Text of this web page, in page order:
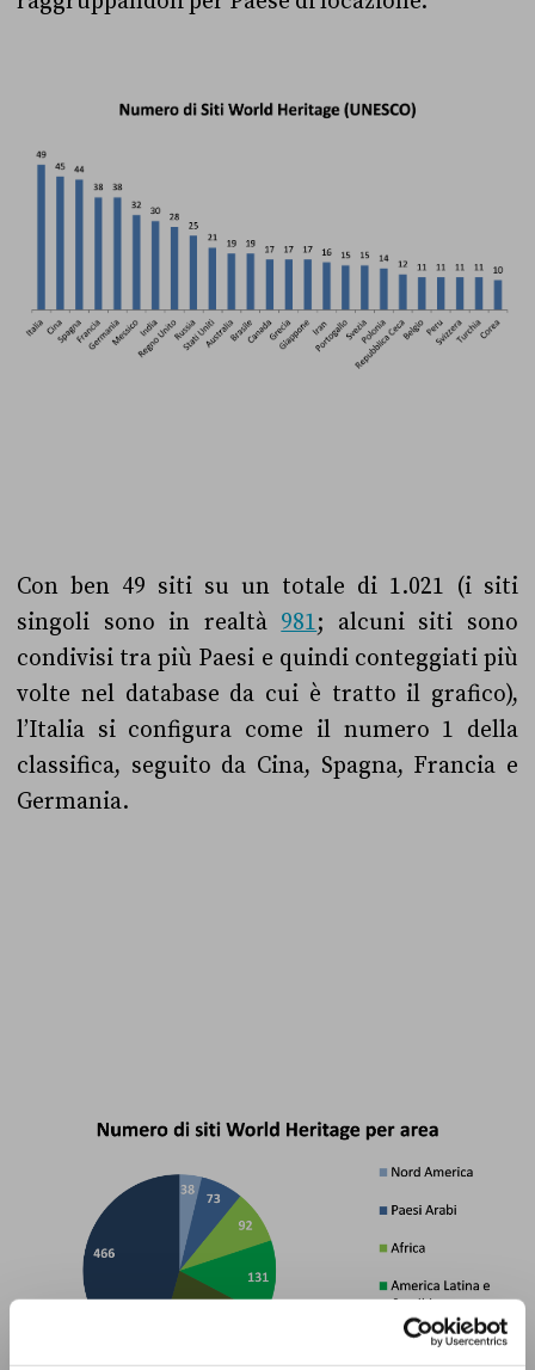
Con ben 49 siti su un totale di 1.021 (i siti
singoli sono in realtà 981; alcuni siti sono
condivisi tra più Paesi e quindi conteggiati più
volte nel database da cui è tratto il grafico),
l’Italia si configura come il numero 1 della
classifica, seguito da Cina, Spagna, Francia e
Germania.